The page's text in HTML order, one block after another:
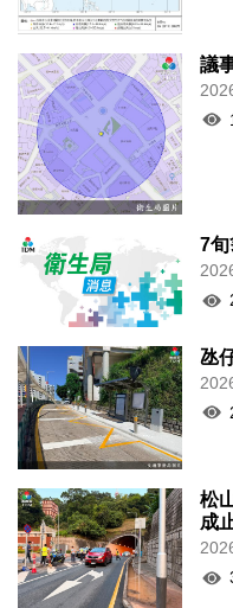
議
7
氹
松
成